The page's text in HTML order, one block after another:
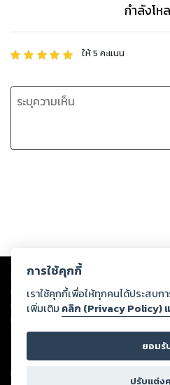
กำลังโห
ให้5 คะแนน
Copyright © 2026
ต่อผลงานหรือเนื้อหาใดที่อัปโหลดผ่านเว็บไ
ทรัพย์สินทางปัญญาของบุคคลอื่นหรือขัดต่อ
ทุกท่านโปรดใช้วิจารณญาณในการกลั่นกรอ
หนึ่งส่วนใดขัดต่อกฎหมายและศีลธรรม กรุณ
ดำเนินการในทันที ทั้งนี้ ทางสตอรี่ล็อกขอ
ลิขสิทธิ์ พ.ศ. 2537 (ฉบับล่าสุด)
For support: member@ookbee.com
การใช้คุกกี้
เราใช้คุกกี้เพื่อให้ทุกคนได้ประสบ
เพิ่มเติม คลิก (Privacy Policy)
ยอมรั
ปรับแต่ง